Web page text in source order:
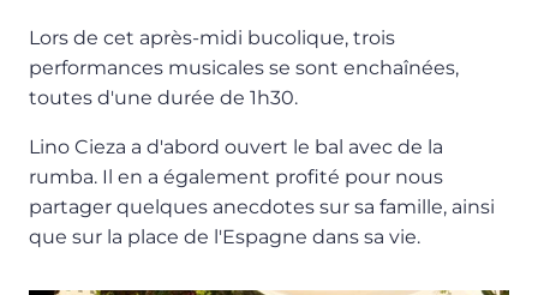
Lors de cet après-midi bucolique, trois
performances musicales se sont enchaînées,
toutes d'une durée de 1h30.
Lino Cieza a d'abord ouvert le bal avec de la
rumba. Il en a également profité pour nous
partager quelques anecdotes sur sa famille, ainsi
que sur la place de l'Espagne dans sa vie.